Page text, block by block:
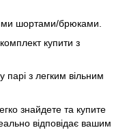
шортами/брюками.
купити з
парі з легким вільним
знайдете та купите
відповідає вашим